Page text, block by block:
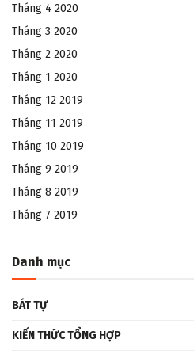
Tháng 4 2020
Tháng 3 2020
Tháng 2 2020
Tháng 1 2020
Tháng 12 2019
Tháng 11 2019
Tháng 10 2019
Tháng 9 2019
Tháng 8 2019
Tháng 7 2019
Danh mục
BÁT TỰ
KIẾN THỨC TỔNG HỢP